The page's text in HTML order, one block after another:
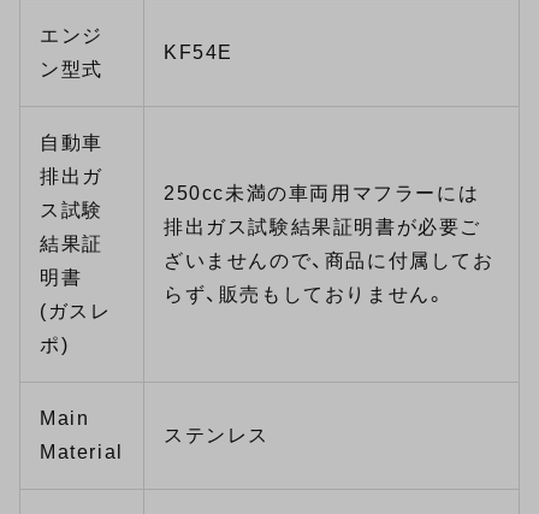
エンジ
ン型式
KF54E
自動車
排出ガ
ス試験
結果証
明書
(ガスレ
ポ)
250cc未満の車両用マフラーには
排出ガス試験結果証明書が必要ご
ざいませんので、商品に付属してお
らず、販売もしておりません。
Main
Material
ステンレス